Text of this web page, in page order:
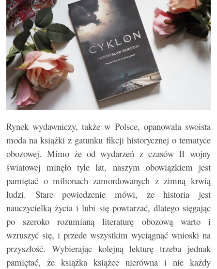
Rynek wydawniczy, także w Polsce, opanowała swoista
moda na książki z gatunku fikcji historycznej o tematyce
obozowej. Mimo że od wydarzeń z czasów II wojny
światowej minęło tyle lat, naszym obowiązkiem jest
pamiętać o milionach zamordowanych z zimną krwią
ludzi. Stare powiedzenie mówi, że historia jest
nauczycielką życia i lubi się powtarzać, dlatego sięgając
po szeroko rozumianą literaturę obozową warto i
wzruszyć się, i przede wszystkim wyciągnąć wnioski na
przyszłość. Wybierając kolejną lekturę trzeba jednak
pamiętać, że książka książce nierówna i nie każdy